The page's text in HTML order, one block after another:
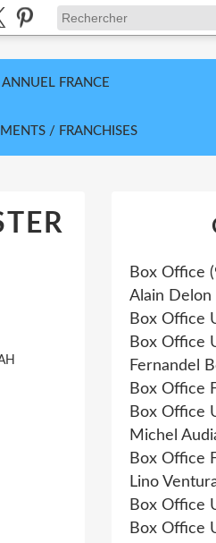
FRANCE
/ FRANCHISES
Box Office
Alain
Box Office
Box Office
Fernandel
Box Office
Box Office
Michel
Box Office
Lino
Box Office
Box Office